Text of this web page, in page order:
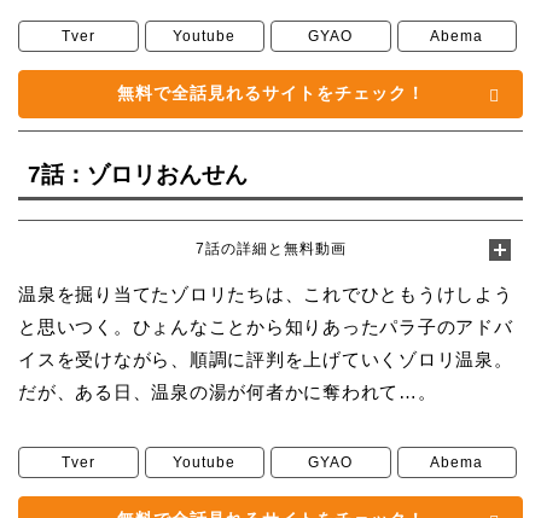
Tver Youtube GYAO Abema
無料で全話見れるサイトをチェック！
7話：ゾロリおんせん
7話の詳細と無料動画
温泉を掘り当てたゾロリたちは、これでひともうけしよう
と思いつく。ひょんなことから知りあったパラ子のアドバ
イスを受けながら、順調に評判を上げていくゾロリ温泉。
だが、ある日、温泉の湯が何者かに奪われて…。
Tver Youtube GYAO Abema